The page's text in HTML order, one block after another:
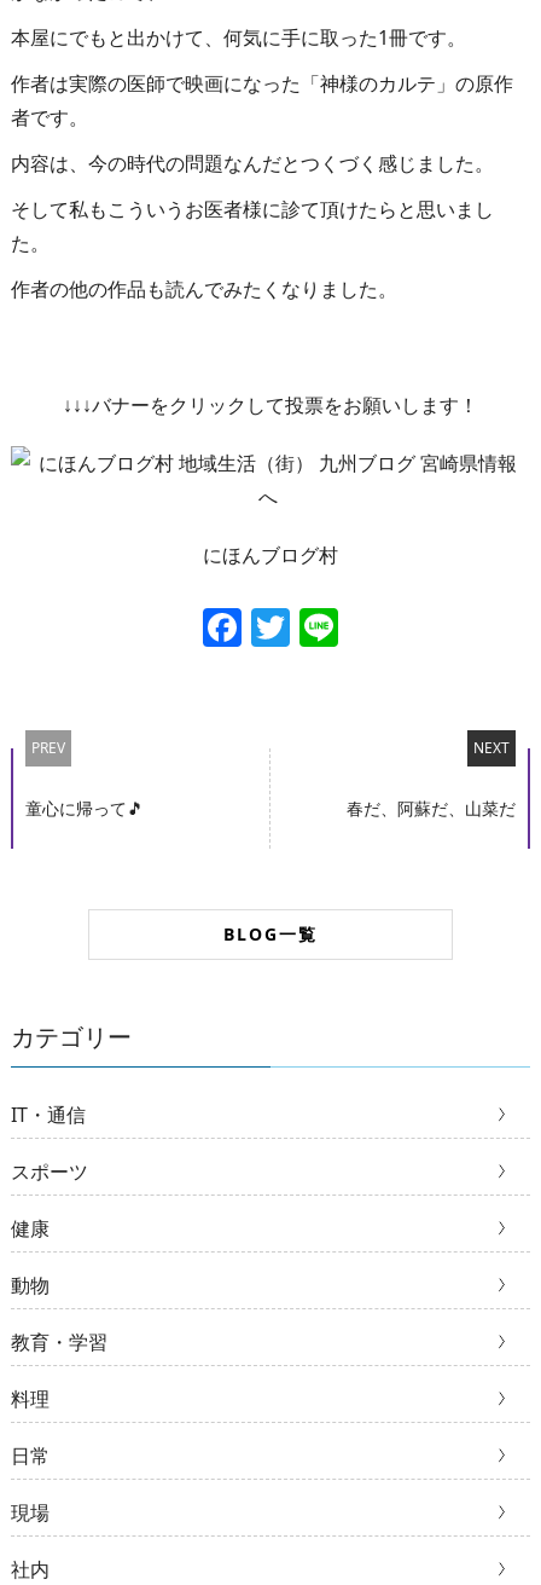
本屋にでもと出かけて、何気に手に取った1冊です。
作者は実際の医師で映画になった「神様のカルテ」の原作
者です。
内容は、今の時代の問題なんだとつくづく感じました。
そして私もこういうお医者様に診て頂けたらと思いまし
た。
作者の他の作品も読んでみたくなりました。
↓↓↓バナーをクリックして投票をお願いします！
にほんブログ村
Facebook
Twitter
Line
PREV
童心に帰って🎵
NEXT
春だ、阿蘇だ、山菜だ
BLOG一覧
カテゴリー
IT・通信
スポーツ
健康
動物
教育・学習
料理
日常
現場
社内